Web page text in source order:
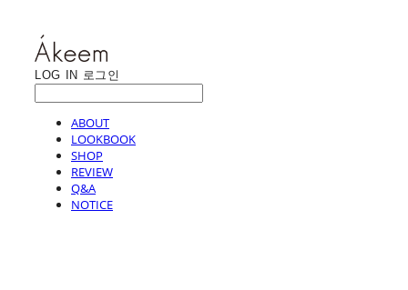
LOG IN 로그인
ABOUT
LOOKBOOK
SHOP
REVIEW
Q&A
NOTICE